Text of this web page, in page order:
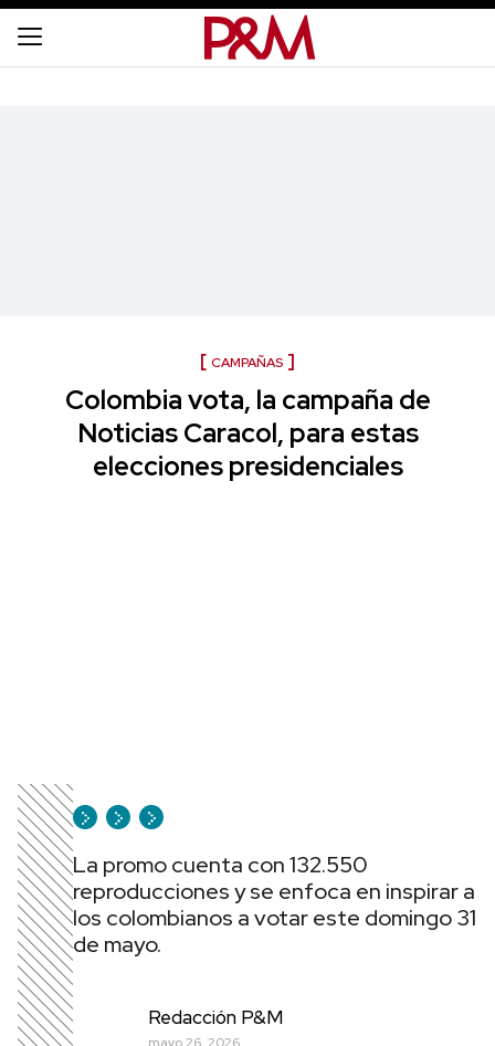
CAMPAÑAS
Colombia vota, la campaña de
Noticias Caracol, para estas
elecciones presidenciales
La promo cuenta con 132.550
reproducciones y se enfoca en inspirar a
los colombianos a votar este domingo 31
de mayo.
Redacción P&M
mayo 26, 2026